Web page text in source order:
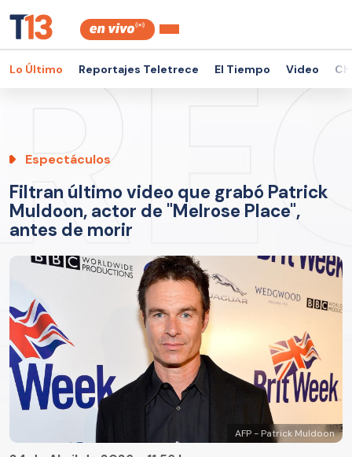
Lo Último Reportajes Teletrece El Tiempo Video
Espectáculos
Filtran último video que grabó Patrick
Muldoon, actor de "Melrose Place",
antes de morir
AFP - Patrick Muldoon